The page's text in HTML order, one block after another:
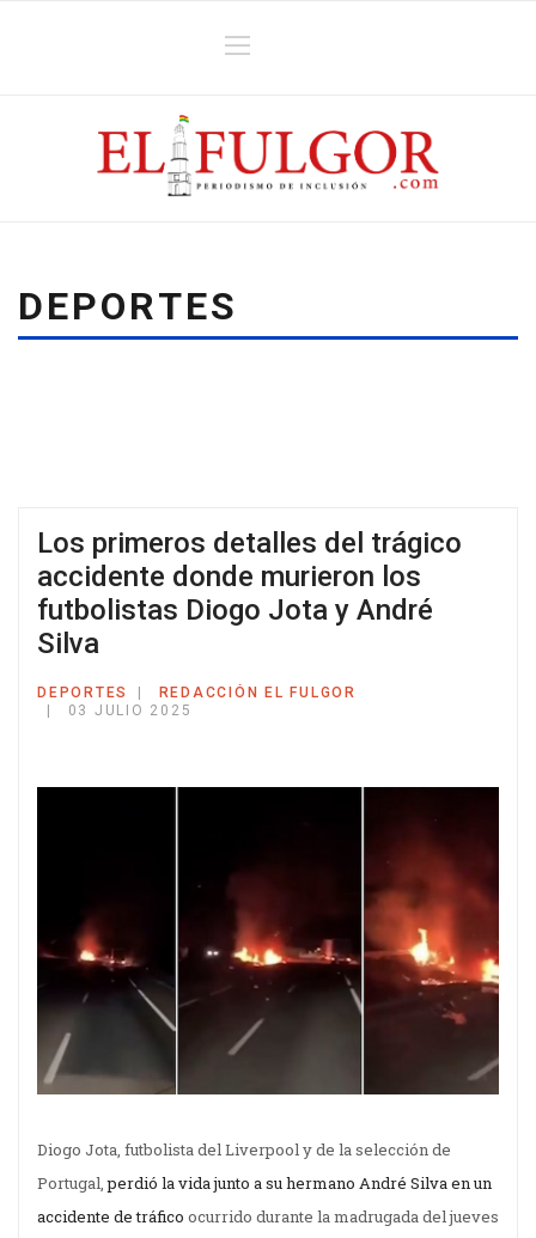
DEPORTES
Los primeros detalles del trágico
accidente donde murieron los
futbolistas Diogo Jota y André
Silva
DEPORTES
REDACCIÓN EL FULGOR
03 JULIO 2025
Diogo Jota, futbolista del Liverpool y de la selección de
Portugal,perdió la vida junto a su hermano André Silva en un
accidente de tráfico ocurrido durante la madrugada del jueves